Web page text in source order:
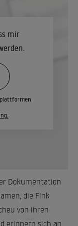
mir
Dokumentation
die Fink
von ihren
erinnern sich an